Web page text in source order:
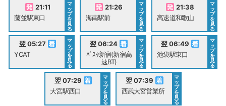
21:11
藤並駅東口
マ
ッ
プ
を
見
る
21:26
海南駅前
マ
ッ
プ
を
見
る
21:38
高速道和歌山
マ
ッ
プ
を
見
る
翌 05:27
YCAT
マ
ッ
プ
を
見
る
翌 06:24
ﾊﾞｽﾀ新宿(新宿高
速BT)
マ
ッ
プ
を
見
る
翌 06:49
池袋駅東口
マ
ッ
プ
を
見
る
翌 07:29
大宮駅西口
マ
ッ
プ
を
見
る
翌 07:39
西武大宮営業所
マ
ッ
プ
を
見
る